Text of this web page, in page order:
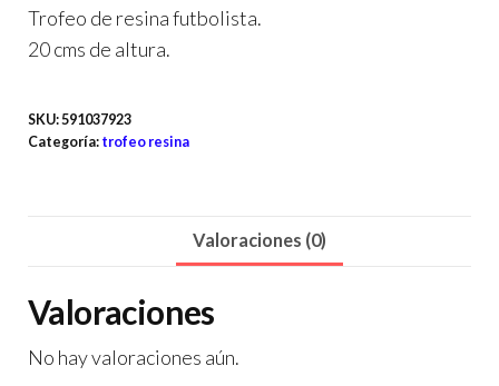
Trofeo de resina futbolista.
20 cms de altura.
SKU:591037923
Categoría: trofeo resina
Valoraciones (0)
Valoraciones
No hay valoraciones aún.